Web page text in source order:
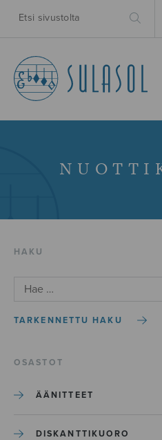
HAKU
TARKENNETTU HAKU
OSASTOT
ÄÄNITTEET
DISKANTTIKUORO